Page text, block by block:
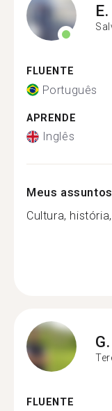
E.
FLUENTE
Português
APRENDE
Inglês
Meus
Cultura,
G.
FLUENTE